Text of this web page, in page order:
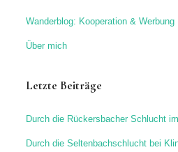
Wanderblog: Kooperation & Werbung
Über mich
Letzte Beiträge
Durch die Rückersbacher Schlucht
Durch die Seltenbachschlucht bei